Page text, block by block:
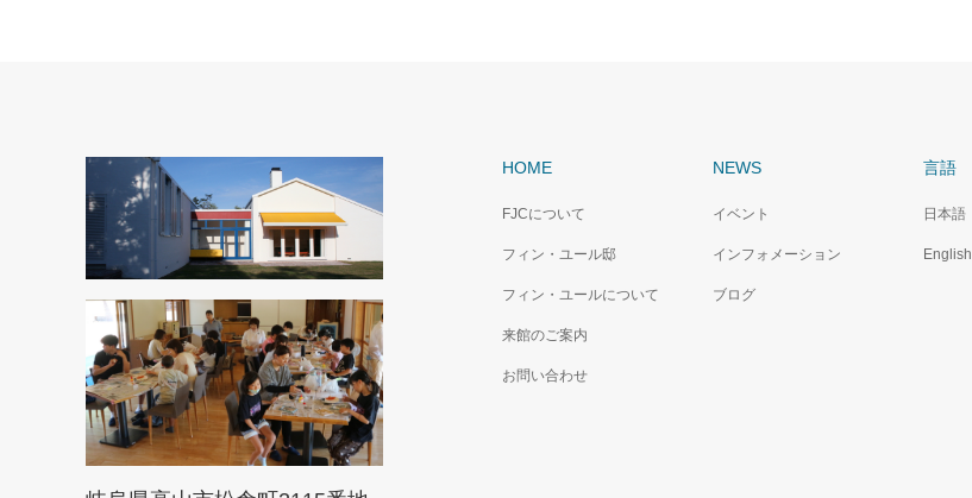
HOME
FJCについて
フィン・ユール邸
フィン・ユールについて
来館のご案内
お問い合わせ
NEWS
イベント
インフォメーション
ブログ
言語
日本語
English